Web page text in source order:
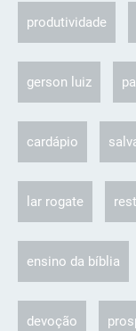
produtividade
gerson luiz
cardápio
lar rogate
ensino da bíblia
devoção